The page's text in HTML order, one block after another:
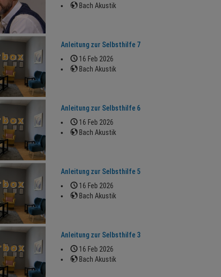
Bach Akustik
Anleitung zur Selbsthilfe 7
16 Feb 2026
Bach Akustik
Anleitung zur Selbsthilfe 6
16 Feb 2026
Bach Akustik
Anleitung zur Selbsthilfe 5
16 Feb 2026
Bach Akustik
Anleitung zur Selbsthilfe 3
16 Feb 2026
Bach Akustik